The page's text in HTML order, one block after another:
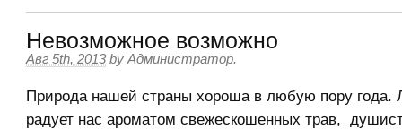
Невозможное возможно
Авг 5th, 2013 by Администратор.
Природа нашей страны хороша в любую пору года.
радует нас ароматом свежескошенных трав,